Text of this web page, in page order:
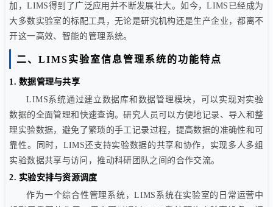
加，LIMS得到了广泛应用并不断发展壮大。如今，LIMS已经成为
大多数实验室的标配工具，无论是研究机构还是生产企业，都离不
开这一高效、智能的管理系统。
二、LIMS实验室信息管理系统的功能特点
1.数据管理与共享
LIMS系统通过建立数据库和数据管理模块，可以实现对实验
数据的全面管理和快速查询。研究人员可以方便地记录、导入和整
理实验数据，避免了繁琐的手工记录过程，提高数据的准确性和可
靠性。同时，LIMS还支持实验数据的共享和协作，实现多人多组
实验数据共享与访问，推动科研团队之间的合作交流。
2. 实验安排与资源调度
作为一个综合性管理系统，LIMS 系统在实验室的日常运营中